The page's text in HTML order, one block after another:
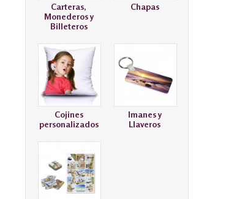
Carteras,
Monederos y
Billeteros
Chapas
Cojines
personalizados
Imanes y
Llaveros